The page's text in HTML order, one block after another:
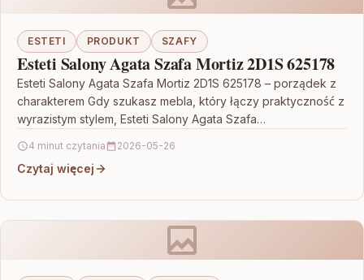
ESTETI PRODUKT SZAFY
Esteti Salony Agata Szafa Mortiz 2D1S 625178
Esteti Salony Agata Szafa Mortiz 2D1S 625178 – porządek z
charakterem Gdy szukasz mebla, który łączy praktyczność z
wyrazistym stylem, Esteti Salony Agata Szafa…
4 minut czytania 2026-05-26
Czytaj więcej